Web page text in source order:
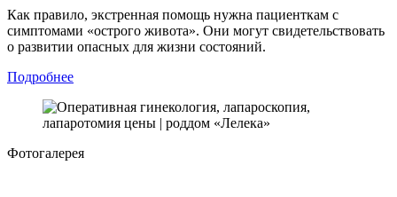
Как правило, экстренная помощь нужна пациенткам с
симптомами «острого живота». Они могут свидетельствовать
о развитии опасных для жизни состояний.
Подробнее
Фотогалерея